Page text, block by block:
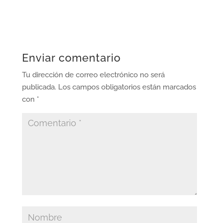
Enviar comentario
Tu dirección de correo electrónico no será
publicada. Los campos obligatorios están marcados
con *